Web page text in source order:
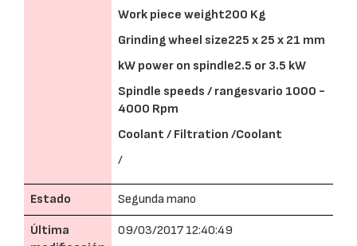
Work piece weight200 Kg
Grinding wheel size225 x 25 x 21 mm
kW power on spindle2.5 or 3.5 kW
Spindle speeds / rangesvario 1000 -
4000 Rpm
Coolant / Filtration /Coolant
/
Estado Segunda mano
Última
09/03/2017 12:40:49